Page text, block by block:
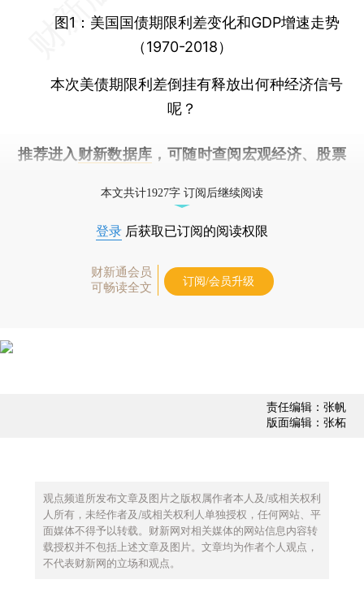
图1：美国国债期限利差变化和GDP增速走势
（1970-2018）
本次美债期限利差倒挂有释放出何种经济信号
呢？
推荐进入 财新数据库 ，可随时查阅宏观经济、股票
本文共计1927字 订阅后继续阅读
登录 后获取已订阅的阅读权限
财新通会员
可畅读全文
订阅/会员升级
责任编辑：张帆
版面编辑：张柘
观点频道所发布文章及图片之版权属作者本人及/或相关权利
人所有，未经作者及/或相关权利人单独授权，任何网站、平
面媒体不得予以转载。财新网对相关媒体的网站信息内容转
载授权并不包括上述文章及图片。文章均为作者个人观点，
不代表财新网的立场和观点。